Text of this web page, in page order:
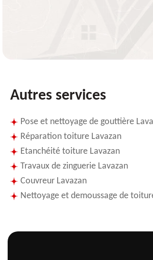
Autres services
Pose et nettoyage de gouttière
Réparation toiture Lavazan
Etanchéité toiture Lavazan
Travaux de zinguerie Lavazan
Couvreur Lavazan
Nettoyage et demoussage de